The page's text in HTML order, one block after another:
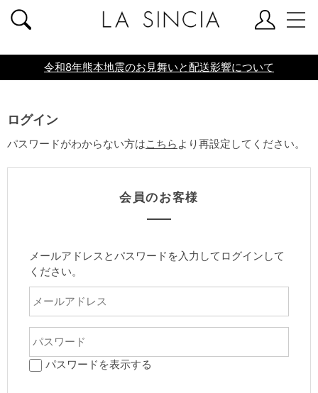
共通ヘッダー
令和8年熊本地震のお見舞いと配送影響について
ログイン
パスワードがわからない方はこちら より再設定してください。
会員のお客様
メールアドレスとパスワードを入力してログインして
ください。
パスワードを表示する